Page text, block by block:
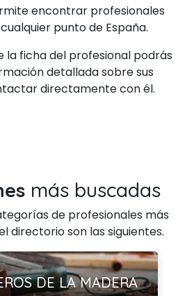
encontrar profesionales
punto de España.
la ficha del profesional podrás
detallada sobre sus
directamente con él.
más buscadas
de profesionales más
directorio son las siguientes.
DE LA MADERA
Ver más